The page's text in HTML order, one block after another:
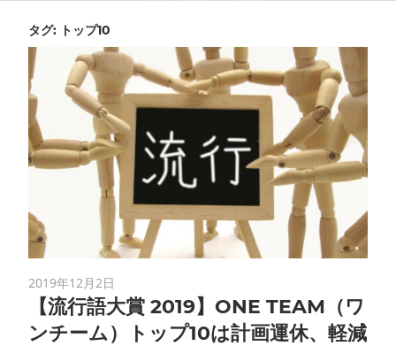
タグ: トップ10
2019年12月2日
【流行語大賞 2019】ONE TEAM（ワ
ンチーム）トップ10は計画運休、軽減